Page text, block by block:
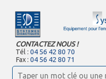
CONTACTEZ NOUS !
Tél :04 56 42 80 70
Fax :04 56 42 80 71